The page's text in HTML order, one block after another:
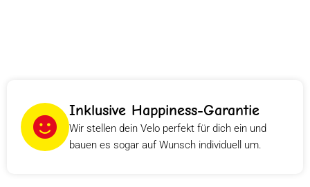
Inklusive Happiness-Garantie
Wir stellen dein Velo perfekt für dich ein und
bauen es sogar auf Wunsch individuell um.